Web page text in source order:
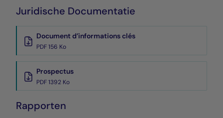
Juridische Documentatie
Document d’informations clés
PDF 156 Ko
Prospectus
PDF 1392 Ko
Rapporten